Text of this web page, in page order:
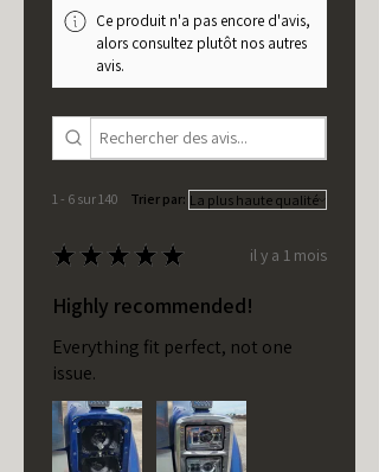
Ce produit n'a pas encore d'avis,
alors consultez plutôt nos autres
avis.
1 - 6 sur 140 Trier par:
★ ★ ★ ★ ★ il y a 1 mois
Highly recommended!
Everything fit perfect, not one
issue.